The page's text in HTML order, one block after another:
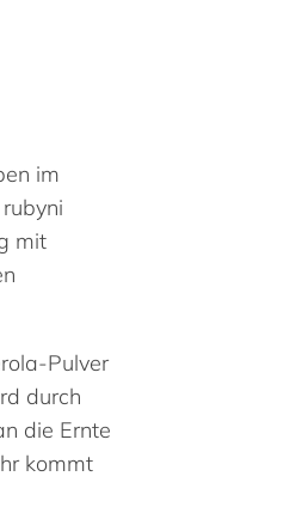
im
mit
Pulver
durch
die Ernte
kommt